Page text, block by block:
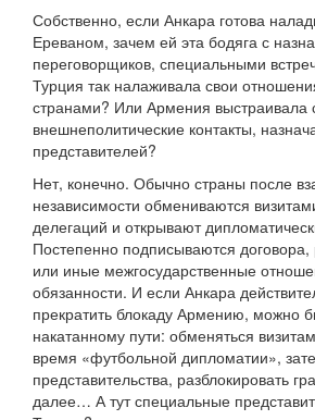
Собственно, если Анкара готова
Ереваном, зачем ей эта бодяга с
переговорщиков, специальными
Турция так налаживала свои
странами? Или Армения выстраивала
внешнеполитические контакты,
представителей?
Нет, конечно. Обычно страны после
независимости обмениваются
делегаций и открывают
Постепенно подписываются
или иные межгосударственные
обязанности. И если Анкара
прекратить блокаду Армению, можно
накатанному пути: обменяться
время «футбольной дипломатии»,
представительства, разблокировать
далее… А тут специальные